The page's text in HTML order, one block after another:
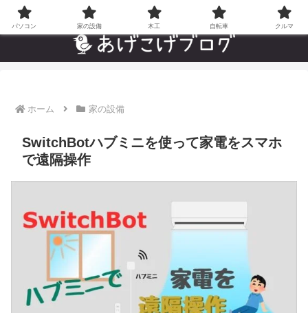
自分でやった”あんなことやこんなこと”の趣味ブログ
ホーム 家の設備
SwitchBotハブミニを使って家電をスマホ
で遠隔操作
パソコン 家の設備 木工 自転車 クルマ